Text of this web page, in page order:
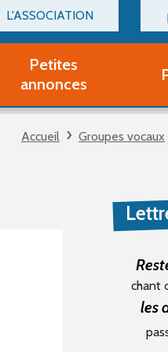
L'ASSOCIATION
Billetterie
adhérent Groupe Vocal
adhérent Partenaire
un compte Découverte
Petites
annonces
d'occasion
Accueil Groupes vocaux
chant
les